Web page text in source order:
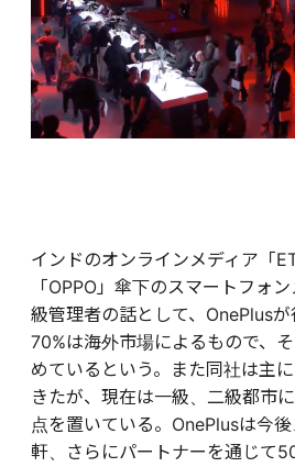
インドのオンラインメディア「
「OPPO」傘下のスマートフォ
級管理者の話として、OnePlus
70%は海外市場によるもので、
めているという。また同社は主
きたが、現在は一級、二級都市
点を置いている。OnePlusは今
軒、さらにパートナーを通じて